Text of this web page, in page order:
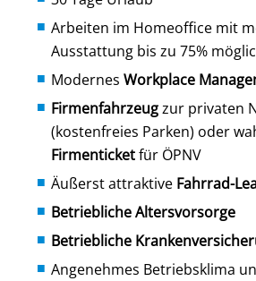
Arbeiten im Homeoffice mit
Ausstattung bis zu 75%
Modernes Workplace
Firmenfahrzeugzur privaten
(kostenfreies Parken) oder
Firmenticketfür ÖPNV
Äußerst attraktive Fahrrad-
Betriebliche Altersvorsorge
Betriebliche
Angenehmes Betriebsklima